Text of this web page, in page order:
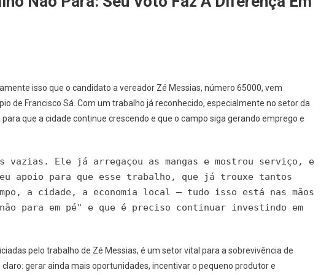
isso que o candidato a vereador Zé Messias, número 65000, vem
de Francisco Sá. Com um trabalho já reconhecido, especialmente no setor da
que a cidade continue crescendo e que o campo siga gerando emprego e
vazias. Ele já arregaçou as mangas e mostrou serviço, e
apoio para que esse trabalho, que já trouxe tantos
a cidade, a economia local — tudo isso está nas mãos
para em pé" e que é preciso continuar investindo em
pelo trabalho de Zé Messias, é um setor vital para a sobrevivência de
gerar ainda mais oportunidades, incentivar o pequeno produtor e